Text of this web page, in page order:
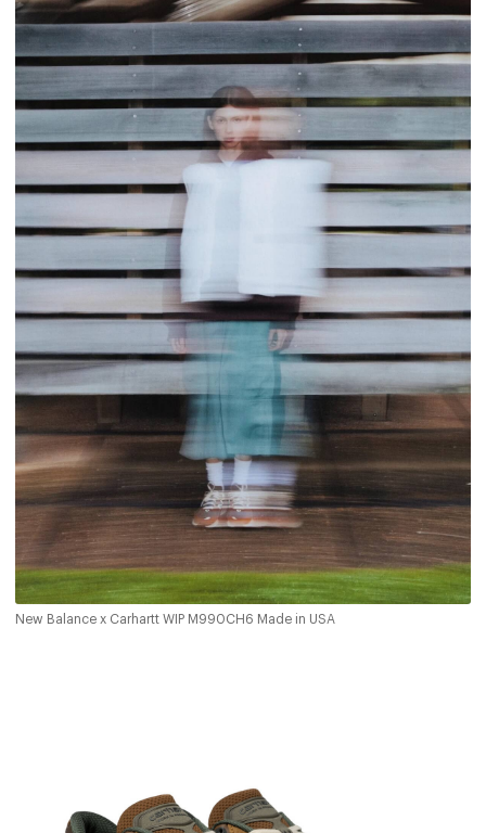
New Balance x Carhartt WIP M990CH6 Made in USA